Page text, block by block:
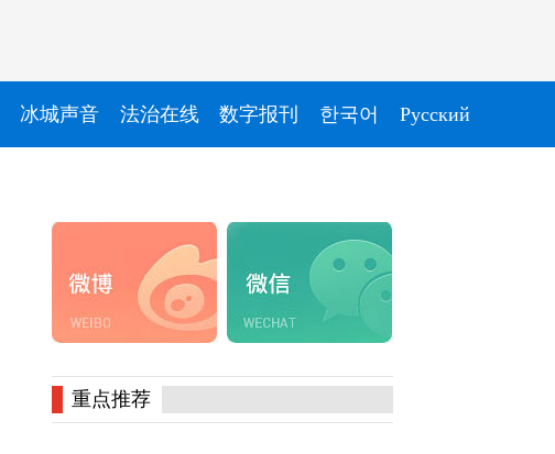
冰城声音 法治在线 数字报刊 한국어 Pусский